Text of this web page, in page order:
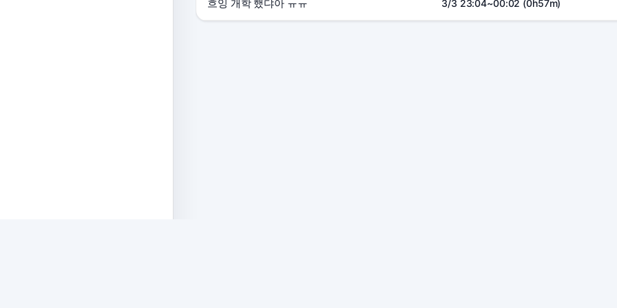
흐잉 개학 했댜아 ㅠㅠ 3/3 23:04~00:02 (0h57m)